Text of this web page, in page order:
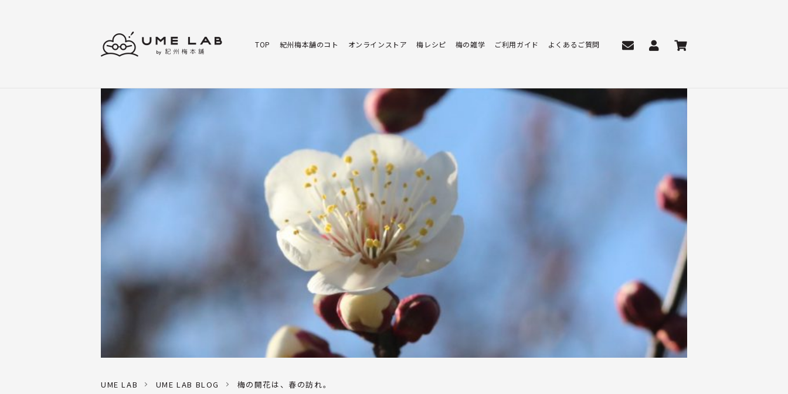
TOP 紀州梅本舗のコト オンラインストア 梅レシピ 梅の雑学 ご利用ガイド よくあるご質問
アンバサダー
TOP
紀州梅本舗のコト
オンラインストア
梅レシピ
梅の雑学
UME LAB UME LAB BLOG 梅の開花は、春の訪れ。